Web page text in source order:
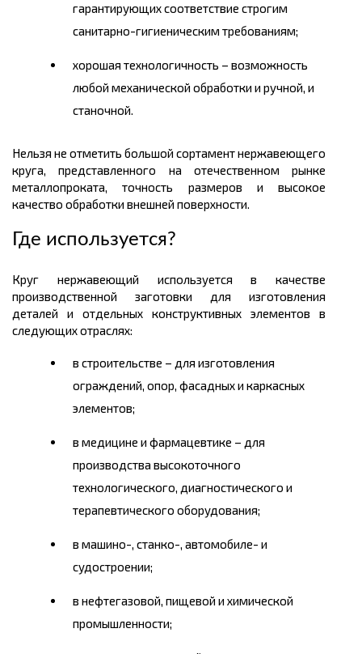
гарантирующих соответствие строгим
санитарно-гигиеническим требованиям;
хорошая технологичность – возможность
любой механической обработки и ручной, и
станочной.
Нельзя не отметить большой сортамент нержавеющего
круга, представленного на отечественном рынке
металлопроката, точность размеров и высокое
качество обработки внешней поверхности.
Где используется?
Круг нержавеющий используется в качестве
производственной заготовки для изготовления
деталей и отдельных конструктивных элементов в
следующих отраслях:
в строительстве – для изготовления
ограждений, опор, фасадных и каркасных
элементов;
в медицине и фармацевтике – для
производства высокоточного
технологического, диагностического и
терапевтического оборудования;
в машино-, станко-, автомобиле- и
судостроении;
в нефтегазовой, пищевой и химической
промышленности;